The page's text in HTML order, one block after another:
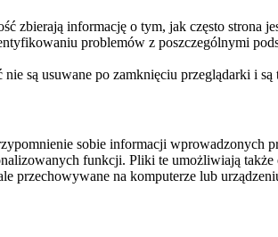
zbierają informację o tym, jak często
problemów z poszczególnymi
są usuwane po zamknięciu przeglądarki i
sobie informacji
funkcji. Pliki te umożliwiają
przechowywane na komputerze lub